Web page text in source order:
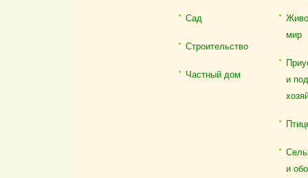
Сад
Строительство
Частный дом
мир
и
и